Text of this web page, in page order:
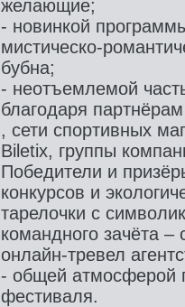
желающие;
- новинкой
мистическо-
бубна;
- неотъемлемой
благодаря
, сети спортивных
Biletix, группы
Победители и
конкурсов и
тарелочки с
командного зачёта
онлайн-тревел
- общей атмосферой
фестиваля.